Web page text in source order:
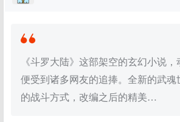
《斗罗大陆》这部架空的玄幻小说
便受到诸多网友的追捧。全新的武魂
的战斗方式，改编之后的精美…